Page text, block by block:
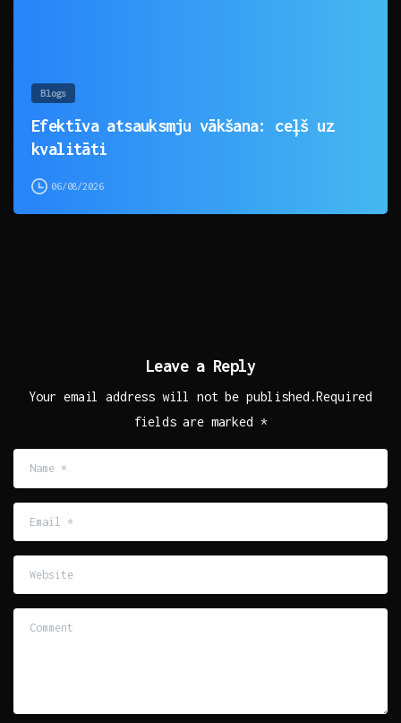
Blogs
Efektīva atsauksmju vākšana: ceļš uz
kvalitāti
06/08/2026
Leave a Reply
Your email address will not be published.Required
fields are marked *
*
Website